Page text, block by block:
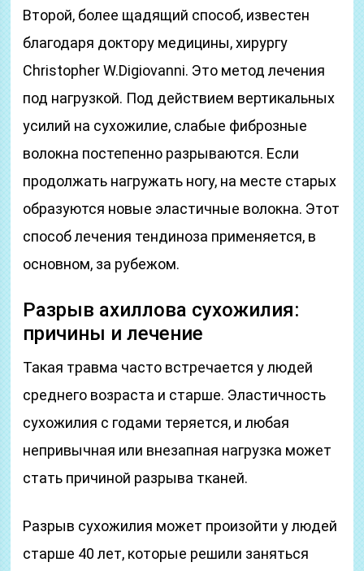
Второй, более щадящий способ, известен
благодаря доктору медицины, хирургу
Christopher W.Digiovanni. Это метод лечения
под нагрузкой. Под действием вертикальных
усилий на сухожилие, слабые фиброзные
волокна постепенно разрываются. Если
продолжать нагружать ногу, на месте старых
образуются новые эластичные волокна. Этот
способ лечения тендиноза применяется, в
основном, за рубежом.
Разрыв ахиллова сухожилия:
причины и лечение
Такая травма часто встречается у людей
среднего возраста и старше. Эластичность
сухожилия с годами теряется, и любая
непривычная или внезапная нагрузка может
стать причиной разрыва тканей.
Разрыв сухожилия может произойти у людей
старше 40 лет, которые решили заняться